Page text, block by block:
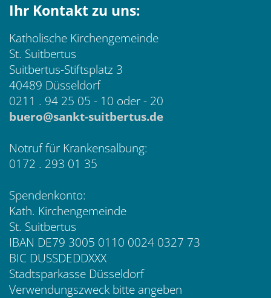
Ihr Kontakt zu uns:
Katholische Kirchengemeinde
St. Suitbertus
Suitbertus-Stiftsplatz 3
40489 Düsseldorf
0211 . 94 25 05 - 10 oder - 20
buero@sankt-suitbertus.de
Notruf für Krankensalbung:
0172 . 293 01 35
Spendenkonto:
Kath. Kirchengemeinde
St. Suitbertus
IBAN DE79 3005 0110 0024 0327 73
BIC DUSSDEDDXXX
Stadtsparkasse Düsseldorf
Verwendungszweck bitte angeben